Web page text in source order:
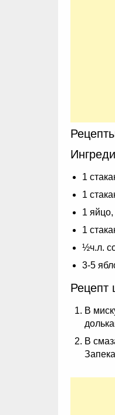
1
1
1 яйцо,
1
½ч.л.
3-5
Рецепт
В
В